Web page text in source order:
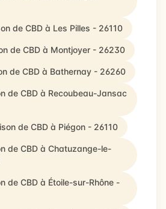
de CBD à Les Pilles - 26110
de CBD à Montjoyer - 26230
de CBD à Bathernay - 26260
de CBD à Recoubeau-Jansac
de CBD à Piégon - 26110
de CBD à Chatuzange-le-
de CBD à Étoile-sur-Rhône -